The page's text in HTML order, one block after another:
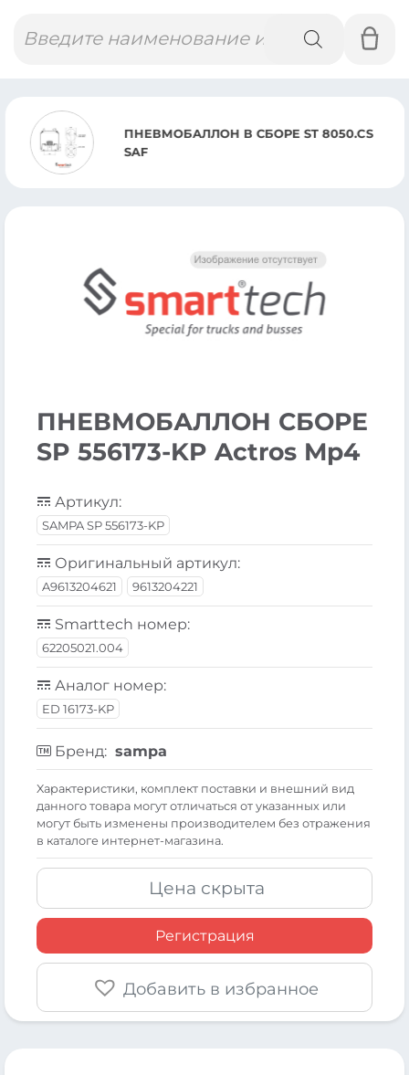
товаров
ПНЕВМОБАЛЛОН В СБОРЕ ST 8050.CS
SAF
ПНЕВМОБАЛЛОН СБОРЕ
SP 556173-KP Actros Mp4
Артикул:
SAMPA SP 556173-KP
Оригинальный артикул:
A9613204621 9613204221
Smarttech номер:
62205021.004
Аналог номер:
ED 16173-KP
Бренд: sampa
Xарактеристики, комплект поставки и внешний вид
данного товара могут отличаться от указанных или
могут быть изменены производителем без отражения
в каталоге интернет-магазина.
Цена скрыта
Регистрация
Добавить в избранное